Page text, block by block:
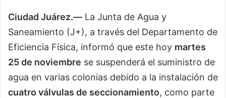
Ciudad Juárez.— La Junta de Agua y
Saneamiento (J+), a través del Departamento de
Eficiencia Física, informó que este hoy martes
25 de noviembre se suspenderá el suministro de
agua en varias colonias debido a la instalación de
cuatro válvulas de seccionamiento, como parte